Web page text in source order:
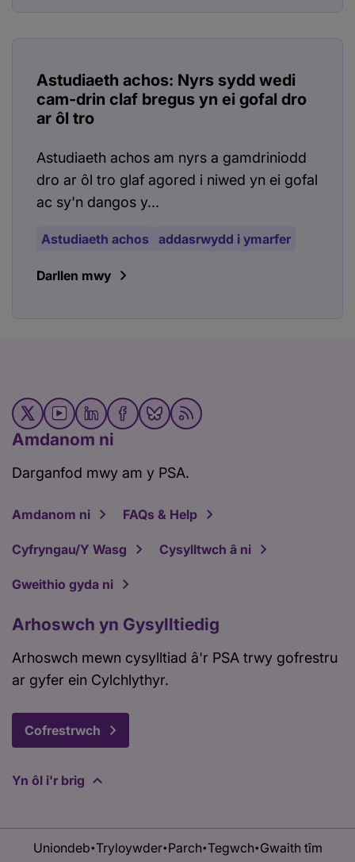
Astudiaeth achos: Nyrs sydd wedi
cam-drin claf bregus yn ei gofal dro
ar ôl tro
Astudiaeth achos am nyrs a gamdriniodd
dro ar ôl tro glaf agored i niwed yn ei gofal
ac sy'n dangos y...
Astudiaeth achos addasrwydd i ymarfer
Darllen mwy
Amdanom ni
Darganfod mwy am y PSA.
Amdanom ni FAQs & Help
Cyfryngau/Y Wasg Cysylltwch â ni
Gweithio gyda ni
Arhoswch yn Gysylltiedig
Arhoswch mewn cysylltiad â'r PSA trwy gofrestru
ar gyfer ein Cylchlythyr.
Cofrestrwch
Yn ôl i'r brig
Uniondeb•Tryloywder• Parch•Tegwch• Gwaith tîm